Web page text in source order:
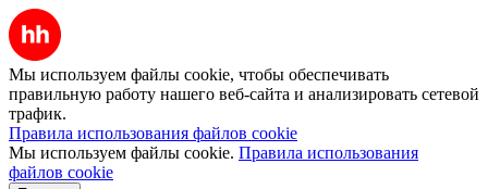
Мы используем файлы cookie, чтобы обеспечивать
правильную работу нашего веб-сайта и анализировать сетевой
трафик.
Правила использования файлов cookie
Мы используем файлы cookie. Правила использования
файлов cookie